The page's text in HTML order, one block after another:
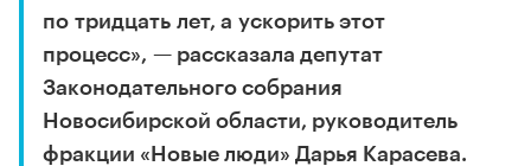
по тридцать лет, а ускорить этот
процесс», — рассказала депутат
Законодательного собрания
Новосибирской области, руководитель
фракции «Новые люди» Дарья Карасева.